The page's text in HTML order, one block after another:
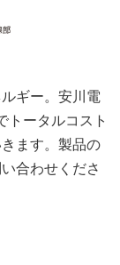
ギー。安川電
トータルコスト
ます。製品の
合わせくださ